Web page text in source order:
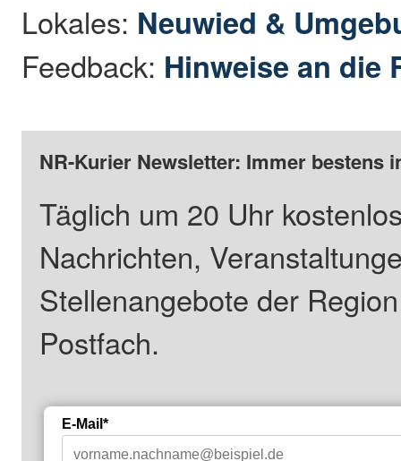
Lokales: Neuwied &
Feedback: Hinweise an die
NR-Kurier Newsletter: Immer bestens
Täglich um 20 Uhr
Nachrichten,
Stellenangebote der
Postfach.
E-Mail*